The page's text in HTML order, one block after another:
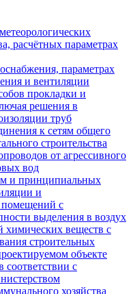
расчётных параметрах
параметрах
и вентиляции
прокладки и
решения в
труб
к сетям общего
строительства
от агрессивного
вод
и принципиальных
и
помещений с
выделения в воздух
веществ с
строительных
объекте
соответствии с
хозяйства